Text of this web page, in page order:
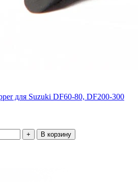
для Suzuki DF60-80, DF200-300
В корзину